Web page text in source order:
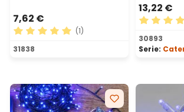
7,62 €
Valutazione media di 5 su 5 stelle
(1)
31838
13,22 €
30893
Serie: